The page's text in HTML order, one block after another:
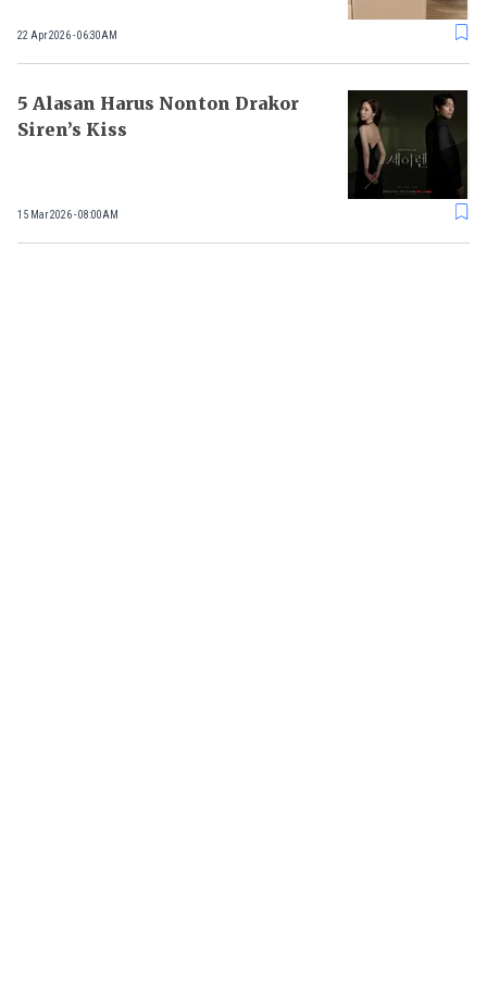
22 Apr 2026 - 06:30AM
5 Alasan Harus Nonton Drakor
Siren’s Kiss
15 Mar 2026 - 08:00AM